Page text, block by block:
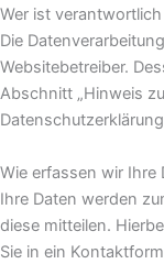
Wer ist
Die
Websitebetreiber.
Abschnitt „Hinweis
Wie erfassen wir Ihre
Ihre Daten werden
diese mitteilen.
Sie in ein